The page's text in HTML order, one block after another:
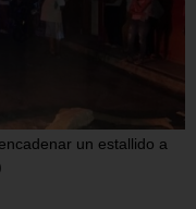
un estallido a